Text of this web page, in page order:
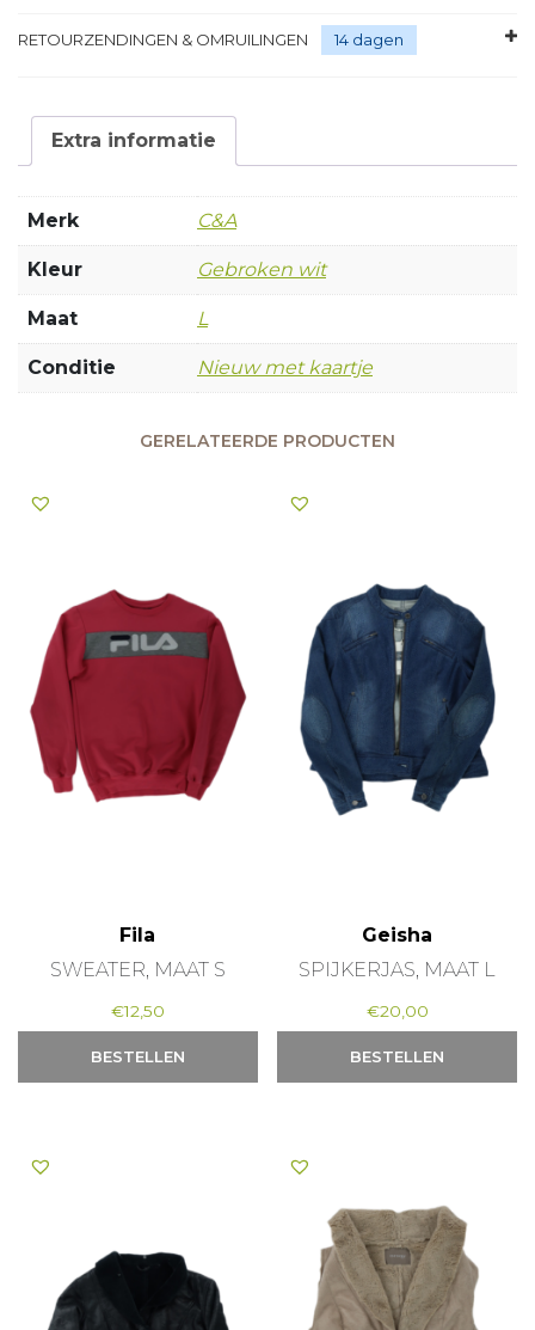
RETOURZENDINGEN & OMRUILINGEN 14 dagen
Extra informatie
Merk C&A
Kleur Gebroken wit
Maat L
Conditie Nieuw met kaartje
GERELATEERDE PRODUCTEN
Fila
SWEATER, MAAT S
€12,50
BESTELLEN
Geisha
SPIJKERJAS, MAAT L
€20,00
BESTELLEN